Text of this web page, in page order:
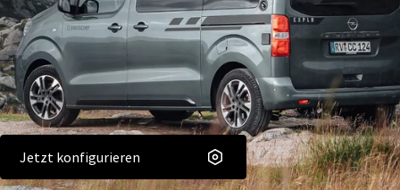
Jetzt konfigurieren